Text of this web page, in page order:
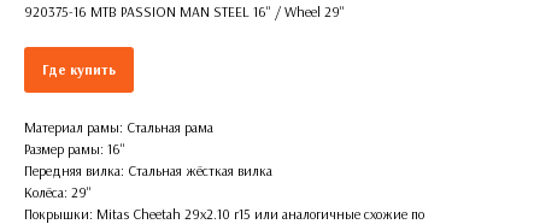
920375-16 MTB PASSION MAN STEEL 16'' / Wheel 29''
Где купить
Материал рамы: Стальная рама
Размер рамы: 16''
Передняя вилка: Стальная жёсткая вилка
Колёса: 29''
Покрышки: Mitas Cheetah 29x2.10 r15 или аналогичные схожие по